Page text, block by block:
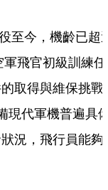
至今，機齡已超
飛官初級訓練任
取得與維保挑戰
現代軍機普遍具
況，飛行員能夠